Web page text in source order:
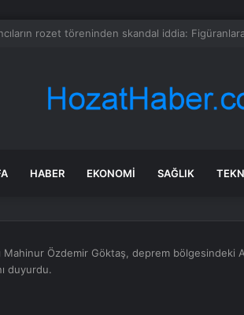
2026 burç yorumları! Kova, Akrep, Yay
HABER EKONOMI SAĞLIK
Mahinur Özdemir Göktaş, deprem bölgesindeki
duyurdu.